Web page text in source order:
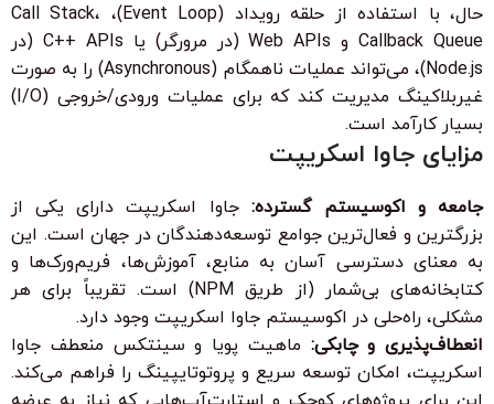
حال، با استفاده از حلقه رویداد (Event Loop)، Call Stack،
Callback Queue و Web APIs (در مرورگر) یا C++ APIs (در
Node.js)، می‌تواند عملیات ناهمگام (Asynchronous) را به صورت
غیربلاکینگ مدیریت کند که برای عملیات ورودی/خروجی (I/O)
بسیار کارآمد است.
مزایای جاوا اسکریپت
جامعه و اکوسیستم گسترده: جاوا اسکریپت دارای یکی از
بزرگترین و فعال‌ترین جوامع توسعه‌دهندگان در جهان است. این
به معنای دسترسی آسان به منابع، آموزش‌ها، فریم‌ورک‌ها و
کتابخانه‌های بی‌شمار (از طریق NPM) است. تقریباً برای هر
مشکلی، راه‌حلی در اکوسیستم جاوا اسکریپت وجود دارد.
انعطاف‌پذیری و چابکی: ماهیت پویا و سینتکس منعطف جاوا
اسکریپت، امکان توسعه سریع و پروتوتایپینگ را فراهم می‌کند.